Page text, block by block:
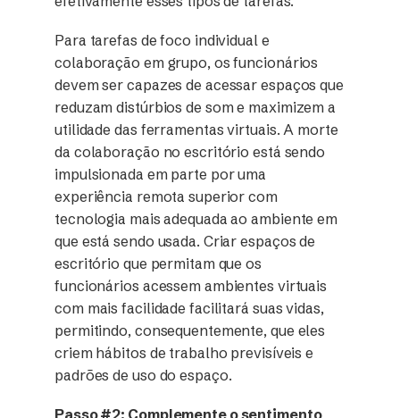
Para tarefas de foco individual e
colaboração em grupo, os funcionários
devem ser capazes de acessar espaços que
reduzam distúrbios de som e maximizem a
utilidade das ferramentas virtuais. A morte
da colaboração no escritório está sendo
impulsionada em parte por uma
experiência remota superior com
tecnologia mais adequada ao ambiente em
que está sendo usada. Criar espaços de
escritório que permitam que os
funcionários acessem ambientes virtuais
com mais facilidade facilitará suas vidas,
permitindo, consequentemente, que eles
criem hábitos de trabalho previsíveis e
padrões de uso do espaço.